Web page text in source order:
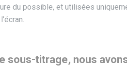
du possible, et utilisées
sous-titrage, nous